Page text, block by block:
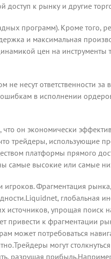
к рынку и другие
программ). Кроме того,
и максимальная
цен на инструменты
несут ответственности за
в исполнении
он экономически
трейдеры, использующие
платформы прямого
самые высокие или самые
игроков. Фрагментация
глобальная
источников, упрощая поиск
привести к фрагментации
может потребоваться
могут
разрушая